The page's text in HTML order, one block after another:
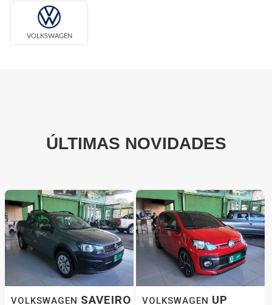
VOLKSWAGEN
ÚLTIMAS NOVIDADES
VOLKSWAGEN SAVEIRO VOLKSWAGEN UP